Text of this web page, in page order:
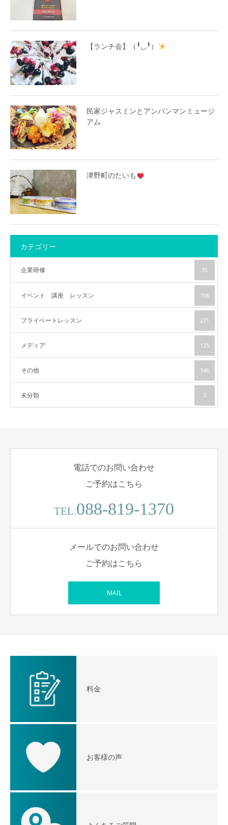
【ランチ会】（╹◡╹）
民家ジャスミンとアンパンマンミュージ
アム
津野町のたいも
カテゴリー
企業研修 35
イベント 講座 レッスン 706
プライベートレッスン 271
メディア 125
その他 346
未分類 3
電話でのお問い合わせ
ご予約はこちら
TEL.088-819-1370
メールでのお問い合わせ
ご予約はこちら
MAIL
料金
お客様の声